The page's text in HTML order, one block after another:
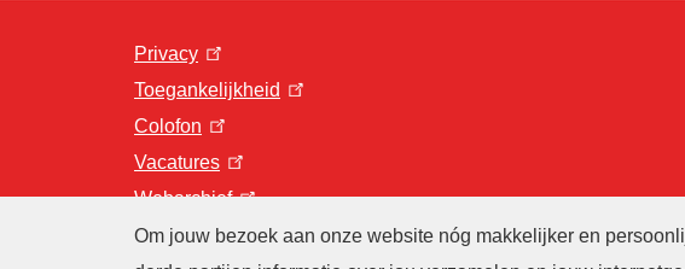
Om jouw bezoek aan onze website nóg makkelijker en
Privacy
Toegankelijkheid
Colofon
Vacatures
Webarchief